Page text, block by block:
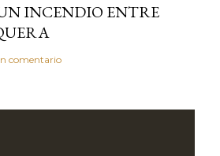
INCENDIO ENTRE
comentario